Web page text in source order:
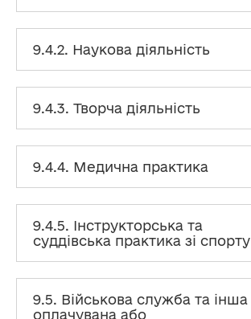
9.4.2. Наукова діяльність
9.4.3. Творча діяльність
9.4.4. Медична практика
9.4.5. Інструкторська та
суддівська практика зі спорту
9.5. Військова служба та інша
оплачувана або